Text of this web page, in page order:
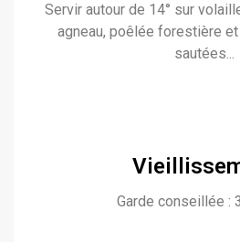
Servir autour de 14° sur
agneau, poêlée forestière
sautées...
Garde conseillée :